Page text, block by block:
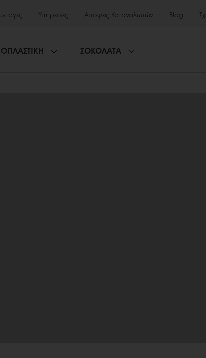
Υπηρεσίες Απόψεις Καταναλωτών Blog
ΣΟΚΟΛΑΤΑ